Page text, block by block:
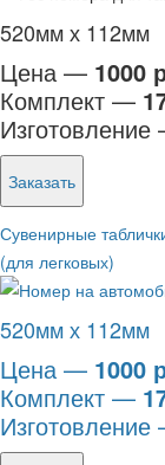
520мм х 112мм
Цена — 1000
Комплект —
Заказать
Сувенирные
(для легковых)
520мм х 112мм
Цена — 1000
Комплект —